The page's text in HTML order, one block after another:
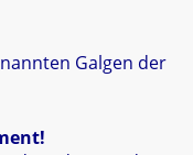
Galgen der